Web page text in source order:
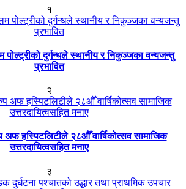
१
दुर्गन्धले स्थानीय र निकुञ्जका वन्यजन्तु
प्रभावित
२
अफ हस्पिटलिटीले २८औँ वार्षिकोत्सव सामाजिक
उत्तरदायित्वसहित मनाए
३